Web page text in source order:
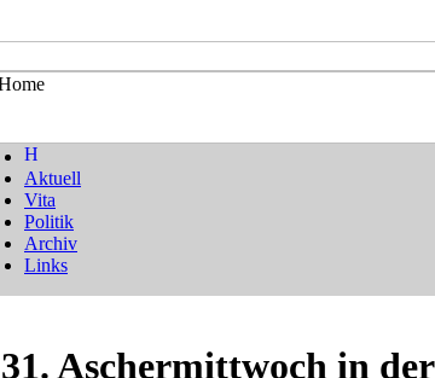
Aktuell
Vita
Politik
Archiv
Links
31. Aschermittwoch in der